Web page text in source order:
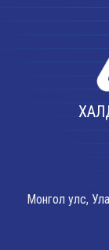
Монгол улс,